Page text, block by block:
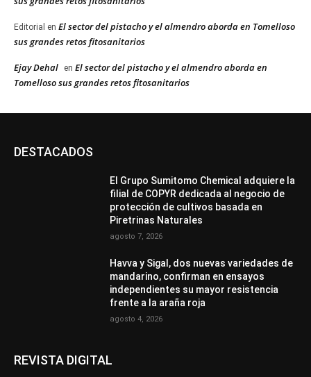
Editorial en El sector del pistacho y el almendro aborda en Tomelloso
sus grandes retos fitosanitarios
Ejay Dehal en El sector del pistacho y el almendro aborda en
Tomelloso sus grandes retos fitosanitarios
DESTACADOS
El Grupo Sumitomo Chemical adquiere la
filial de COPYR dedicada al negocio de
protección de cultivos basada en
Piretrinas Naturales
agosto 7, 2026
Havva y Sigal, dos nuevas variedades de
mandarino, confirman en ensayos
independientes su mayor resistencia
frente a la araña roja
agosto 4, 2026
REVISTA DIGITAL